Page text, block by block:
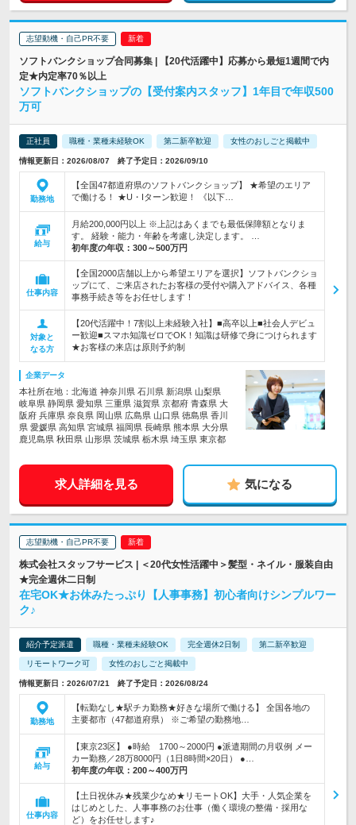
志望動機・自己PR不要
ソフトバンクショップ合同募集 | 【20代活躍中】応募から最短1週間で内
定★内定率70％以上
ソフトバンクショップの【受付案内スタッフ】1年目で年収500
万可
正社員 職種・業種未経験OK 第二新卒歓迎 女性のおしごと掲載中
情報更新日：2026/08/07 終了予定日：2026/09/10
勤務地
【全国47都道府県のソフトバンクショップ】 ★希望のエリア
で働ける！ ★U・Iターン歓迎！ 《以下…
給与
月給200,000円以上 ※上記はあくまでも最低保障額となりま
す。 経験・能力・年齢を考慮し決定します。 …
初年度の年収： 300～500万円
仕事内容
【全国2000店舗以上から希望エリアを選択】ソフトバンクショ
ップにて、ご来店されたお客様の受付や購入アドバイス、各種
事務手続き等をお任せします！
対象と
なる方
【20代活躍中！7割以上未経験入社】■高卒以上■社会人デビュ
ー歓迎■スマホ知識ゼロでOK！知識は研修で身につけられます
★お客様の来店は原則予約制
企業データ
本社所在地：北海道 神奈川県 石川県 新潟県 山梨県
岐阜県 静岡県 愛知県 三重県 滋賀県 京都府 青森県 大
阪府 兵庫県 奈良県 岡山県 広島県 山口県 徳島県 香川
県 愛媛県 高知県 宮城県 福岡県 長崎県 熊本県 大分県
鹿児島県 秋田県 山形県 茨城県 栃木県 埼玉県 東京都
求人詳細を見る 気になる
志望動機・自己PR不要
株式会社スタッフサービス | ＜20代女性活躍中＞髪型・ネイル・服装自由
★完全週休二日制
在宅OK★お休みたっぷり【人事事務】初心者向けシンプルワー
ク♪
紹介予定派遣 職種・業種未経験OK 完全週休2日制 第二新卒歓迎
リモートワーク可 女性のおしごと掲載中
情報更新日：2026/07/21 終了予定日：2026/08/24
勤務地
【転勤なし★駅チカ勤務★好きな場所で働ける】 全国各地の
主要都市（47都道府県） ※ご希望の勤務地…
給与
【東京23区】 ●時給 1700～2000円 ●派遣期間の月収例 メー
カー勤務／28万8000円（1日8時間×20日） ●…
初年度の年収： 200～400万円
仕事内容
【土日祝休み★残業少なめ★リモートOK】大手・人気企業を
はじめとした、人事事務のお仕事（働く環境の整備・採用な
ど）をお任せします♪